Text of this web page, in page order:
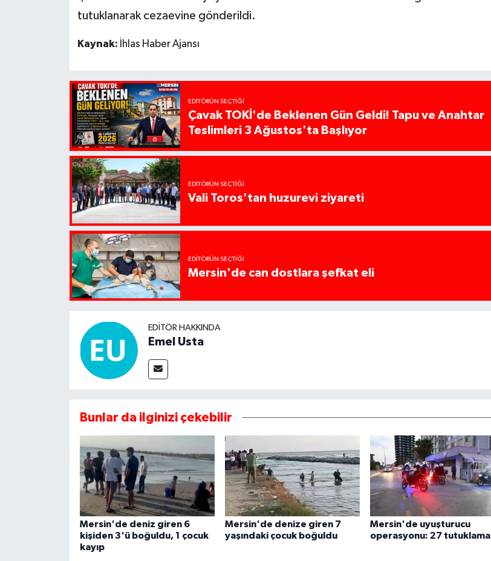
tutuklanarak cezaevine gönderildi.
Kaynak: İhlas Haber Ajansı
EDITÖRÜN SEÇTIĞI
Çavak TOKİ'de Beklenen Gün Geldi! Tapu ve Anahtar
Teslimleri 3 Ağustos'ta Başlıyor
EDITÖRÜN SEÇTIĞI
Vali Toros'tan huzurevi ziyareti
EDITÖRÜN SEÇTIĞI
Mersin'de can dostlara şefkat eli
EDITÖR HAKKINDA
Emel Usta
Bunlar da ilginizi çekebilir
Mersin'de deniz giren 6
kişiden 3'ü boğuldu, 1 çocuk
kayıp
Mersin'de denize giren 7
yaşındaki çocuk boğuldu
Mersin'de uyuşturucu
operasyonu: 27 tutuklama